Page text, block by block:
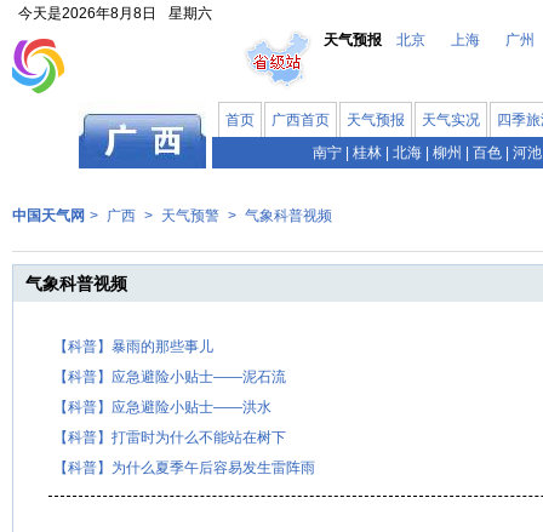
今天是2026年8月8日
星期六
天气预报
北京 上海 广州
首页 广西首页 天气预报 天气实况
四季
南宁
桂林 北海 柳州 百色 河池
中国天气网 > 广西 > 天气预警 > 气象科普视频
气象科普视频
【科普】暴雨的那些事儿
【科普】应急避险小贴士——泥石流
【科普】应急避险小贴士——洪水
【科普】打雷时为什么不能站在树下
【科普】为什么夏季午后容易发生雷阵雨